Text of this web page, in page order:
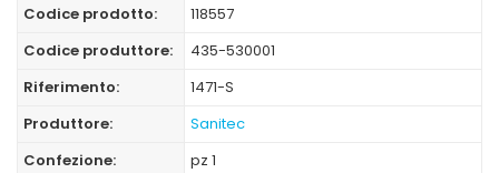
Codice prodotto:
118557
Codice produttore:
435-530001
Riferimento:
1471-S
Produttore:
Sanitec
Confezione:
pz 1